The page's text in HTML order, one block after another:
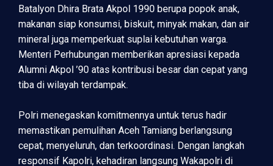
Batalyon Dhira Brata Akpol 1990 berupa popok anak,
makanan siap konsumsi, biskuit, minyak makan, dan air
mineral juga memperkuat suplai kebutuhan warga.
Menteri Perhubungan memberikan apresiasi kepada
Alumni Akpol ’90 atas kontribusi besar dan cepat yang
tiba di wilayah terdampak.
Polri menegaskan komitmennya untuk terus hadir
memastikan pemulihan Aceh Tamiang berlangsung
cepat, menyeluruh, dan terkoordinasi. Dengan langkah
responsif Kapolri, kehadiran langsung Wakapolri di